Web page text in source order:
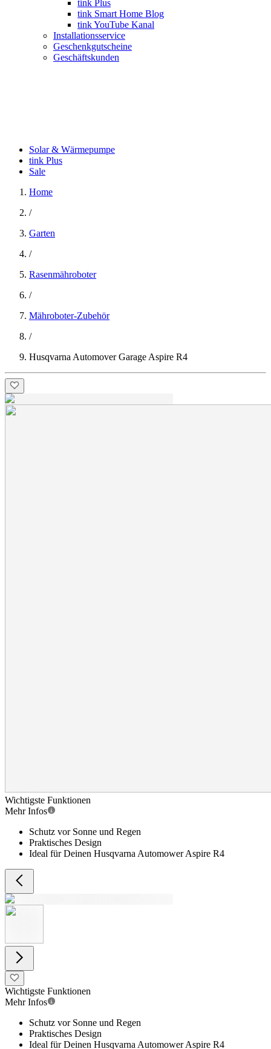
tink Plus
tink Smart Home Blog
tink YouTube Kanal
Installationsservice
Geschenkgutscheine
Geschäftskunden
Solar & Wärmepumpe
tink Plus
Sale
Home
/
Garten
/
Rasenmähroboter
/
Mähroboter-Zubehör
/
Husqvarna Automover Garage Aspire R4
Wichtigste Funktionen
Mehr Infos
Schutz vor Sonne und Regen
Praktisches Design
Ideal für Deinen Husqvarna Automower Aspire R4
Wichtigste Funktionen
Mehr Infos
Schutz vor Sonne und Regen
Praktisches Design
Ideal für Deinen Husqvarna Automower Aspire R4